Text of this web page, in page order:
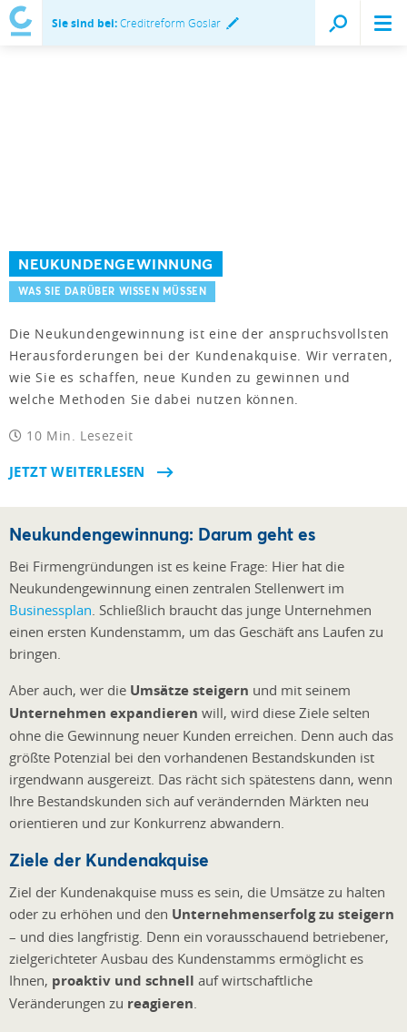
Sie sind bei:Creditreform Goslar
NEUKUNDENGEWINNUNG
WAS SIE DARÜBER WISSEN MÜSSEN
Die Neukundengewinnung ist eine der anspruchsvollsten
Herausforderungen bei der Kundenakquise. Wir verraten,
wie Sie es schaffen, neue Kunden zu gewinnen und
welche Methoden Sie dabei nutzen können.
10 Min. Lesezeit
JETZT WEITERLESEN
Neukundengewinnung: Darum geht es
Bei Firmengründungen ist es keine Frage: Hier hat die
Neukundengewinnung einen zentralen Stellenwert im
Businessplan. Schließlich braucht das junge Unternehmen
einen ersten Kundenstamm, um das Geschäft ans Laufen zu
bringen.
Aber auch, wer die Umsätze steigern und mit seinem
Unternehmen expandieren will, wird diese Ziele selten
ohne die Gewinnung neuer Kunden erreichen. Denn auch das
größte Potenzial bei den vorhandenen Bestandskunden ist
irgendwann ausgereizt. Das rächt sich spätestens dann, wenn
Ihre Bestandskunden sich auf verändernden Märkten neu
orientieren und zur Konkurrenz abwandern.
Ziele der Kundenakquise
Ziel der Kundenakquise muss es sein, die Umsätze zu halten
oder zu erhöhen und den Unternehmenserfolg zu steigern
– und dies langfristig. Denn ein vorausschauend betriebener,
zielgerichteter Ausbau des Kundenstamms ermöglicht es
Ihnen, proaktiv und schnell auf wirtschaftliche
Veränderungen zu reagieren.